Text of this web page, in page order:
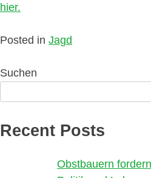
hier.
Posted in Jagd
Suchen
Recent Posts
Obstbauern